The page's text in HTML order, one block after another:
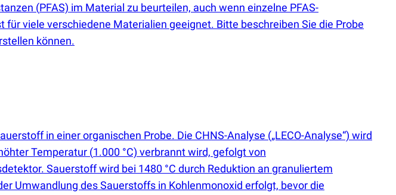
(PFAS) im Material zu beurteilen, auch wenn einzelne PFAS-
viele verschiedene Materialien geeignet. Bitte beschreiben Sie die Probe
können.
in einer organischen Probe. Die CHNS-Analyse („LECO-Analyse“) wird
Temperatur (1.000 °C) verbrannt wird, gefolgt von
Sauerstoff wird bei 1480 °C durch Reduktion an granuliertem
Umwandlung des Sauerstoffs in Kohlenmonoxid erfolgt, bevor die